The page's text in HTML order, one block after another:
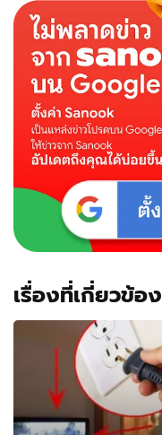
เรื่องที่เกี่ยวข้อง